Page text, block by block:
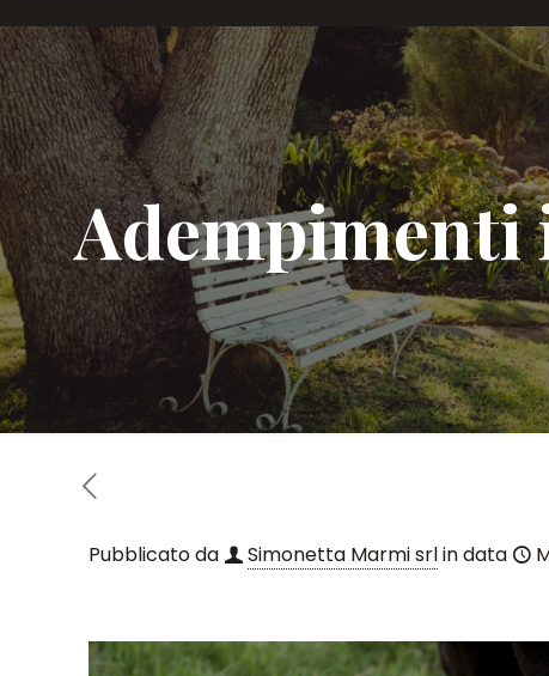
Adempimenti
Pubblicato da Simonetta Marmi srlin data